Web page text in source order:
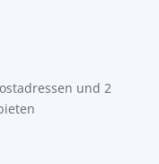
und 2